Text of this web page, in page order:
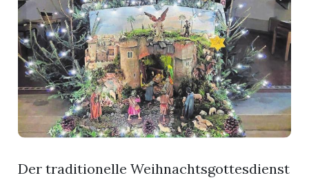
Paper
Newsletter
App
Der traditionelle Weihnachtsgottesdienst